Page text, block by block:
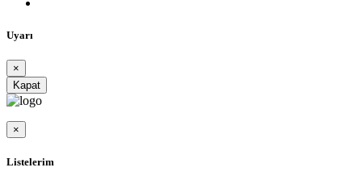
Uyarı
×
Kapat
×
Listelerim